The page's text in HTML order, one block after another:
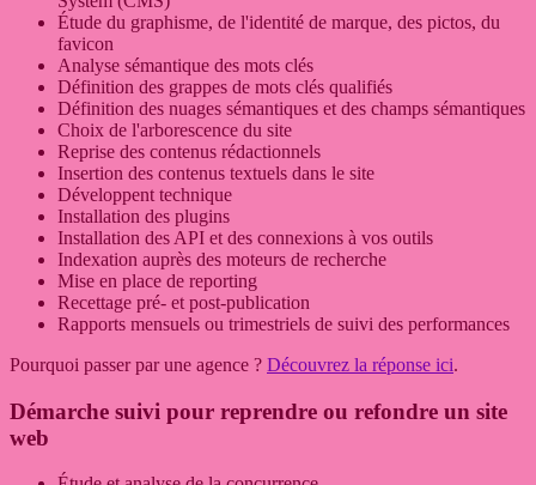
Étude du graphisme, de l'identité de marque, des pictos, du
favicon
Analyse sémantique des mots clés
Définition des grappes de mots clés qualifiés
Définition des nuages sémantiques et des champs sémantiques
Choix de l'arborescence du site
Reprise des contenus rédactionnels
Insertion des contenus textuels dans le site
Développent technique
Installation des plugins
Installation des API et des connexions à vos outils
Indexation auprès des moteurs de recherche
Mise en place de reporting
Recettage pré- et post-publication
Rapports mensuels ou trimestriels de suivi des performances
Pourquoi passer par une agence ? Découvrez la réponse ici.
Démarche suivi pour reprendre ou refondre un site
web